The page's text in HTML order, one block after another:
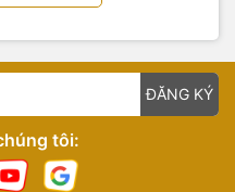
ĐĂNG KÝ
tôi: